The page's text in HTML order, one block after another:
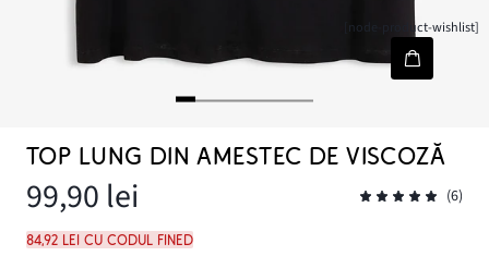
[node-product-wishlist]
TOP LUNG DIN AMESTEC DE VISCOZĂ
99,90 lei (6)
84,92 lei cu codul FINED